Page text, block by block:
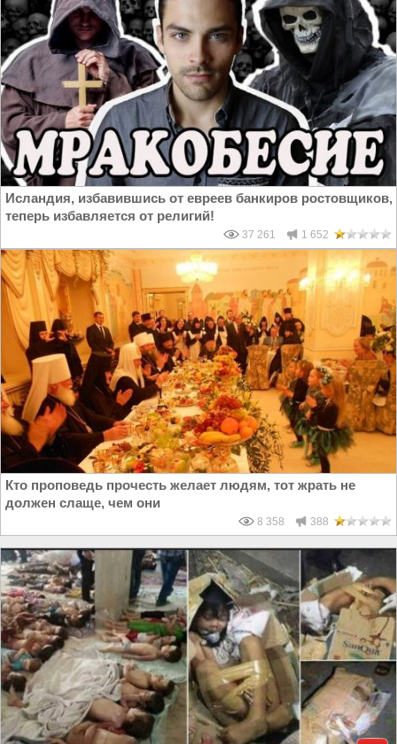
Исландия, избавившись от евреев банкиров ростовщиков,
теперь избавляется от религий!
37 261 1 652
Кто проповедь прочесть желает людям, тот жрать не
должен слаще, чем они
8 358 388